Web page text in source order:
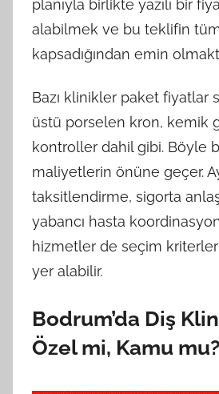
planıyla birlikte yazılı bir
alabilmek ve bu teklifin tüm
kapsadığından emin
Bazı klinikler paket fiyatlar
üstü porselen kron, kemik
kontroller dahil gibi. Böyle
maliyetlerin önüne geçer.
taksitlendirme, sigorta
yabancı hasta
hizmetler de seçim
yer alabilir.
Bodrum’da Diş
Özel mi, Kamu mu?